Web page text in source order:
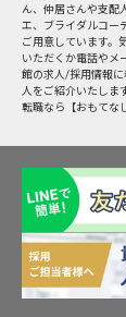
ん、仲居さんや支配
エ、ブライダルコー
ご用意しています。
いただくか電話やメ
館の求人/採用情報
人をご紹介いたしま
転職なら【おもてな